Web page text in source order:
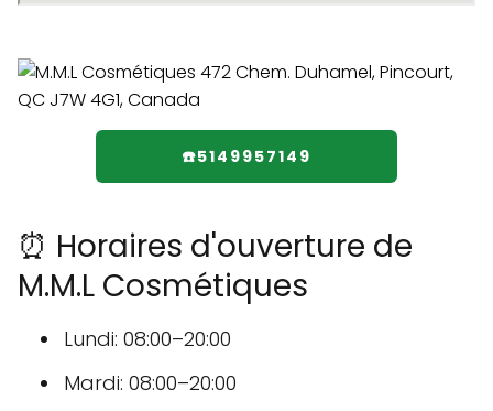
☎️5149957149
⏰ Horaires d'ouverture de
M.M.L Cosmétiques
Lundi: 08:00–20:00
Mardi: 08:00–20:00